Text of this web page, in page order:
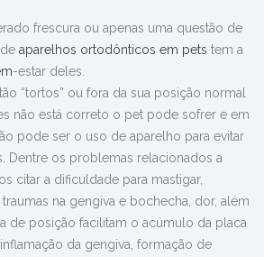
frescura ou apenas uma questão de
aparelhos ortodônticos em pets tem a
-estar deles.
“tortos” ou fora da sua posição normal
não está correto o pet pode sofrer e em
pode ser o uso de aparelho para evitar
Dentre os problemas relacionados a
citar a dificuldade para mastigar,
na gengiva e bochecha, dor, além
de posição facilitam o acúmulo da placa
da gengiva, formação de